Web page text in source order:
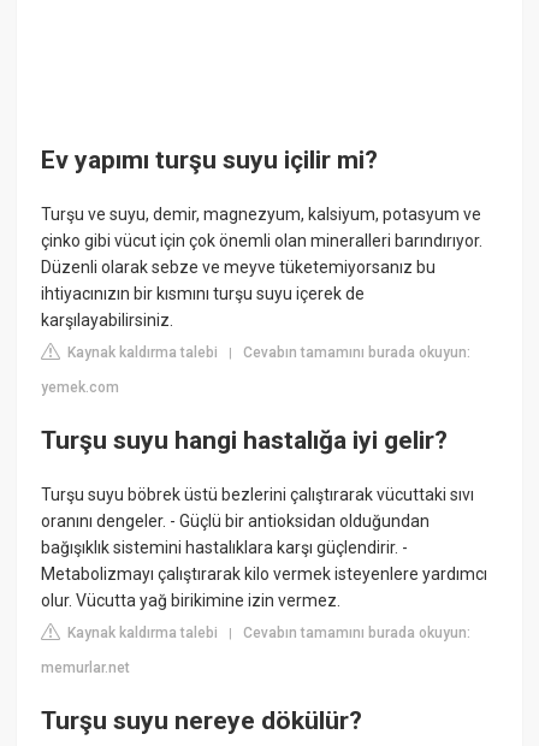
Ev yapımı turşu suyu içilir mi?
Turşu ve suyu, demir, magnezyum, kalsiyum, potasyum ve
çinko gibi vücut için çok önemli olan mineralleri barındırıyor.
Düzenli olarak sebze ve meyve tüketemiyorsanız bu
ihtiyacınızın bir kısmını turşu suyu içerek de
karşılayabilirsiniz.
Kaynak kaldırma talebi |Cevabın tamamını burada okuyun:
yemek.com
Turşu suyu hangi hastalığa iyi gelir?
Turşu suyu böbrek üstü bezlerini çalıştırarak vücuttaki sıvı
oranını dengeler. - Güçlü bir antioksidan olduğundan
bağışıklık sistemini hastalıklara karşı güçlendirir. -
Metabolizmayı çalıştırarak kilo vermek isteyenlere yardımcı
olur. Vücutta yağ birikimine izin vermez.
Kaynak kaldırma talebi |Cevabın tamamını burada okuyun:
memurlar.net
Turşu suyu nereye dökülür?